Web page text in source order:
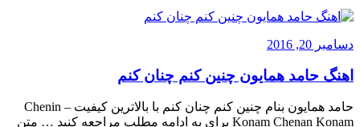
دسامبر 20, 2016
اهنگ حامد همایون چنین کنم چنان کنم
حامد همایون بنام چنین کنم چنان کنم با بالاترین کیفیت – Chenin
Konam Chenan Konam برای به ادامه مطلب مراجعه کنید … متن